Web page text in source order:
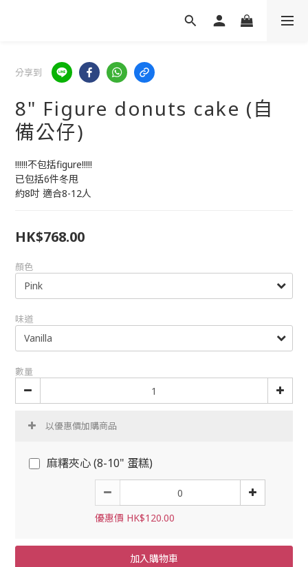
分享到
8" Figure donuts cake (自
備公仔)
!!!!!!不包括figure!!!!!
已包括6件冬甩
約8吋 適合8-12人
HK$768.00
顏色
味道
數量
以優惠價加購商品
麻糬夾心 (8-10" 蛋糕)
優惠價 HK$120.00
加入購物車